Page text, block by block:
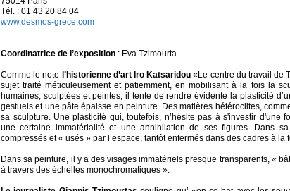
Tél. : 01 43 20 84 04
www.desmos-grece.com
Coordinatrice de l’exposition : Eva Tzimourta
Comme le note l’historienne d’art Iro Katsaridou «Le centre du travail de
sujet traité méticuleusement et patiemment, en mobilisant à la fois la
humaines, sculptées et peintes, il tente de rendre évidente la plasticité
gestuels et une pâte épaisse en peinture. Des matières hétéroclites,
sa sculpture. Une plasticité qui, toutefois, n’hésite pas à s'investir d'une
une certaine immatérialité et une annihilation de ses figures. Dans
compressés et « usés » par l’espace, tantôt enfermés dans des cadres à la
Dans sa peinture, il y a des visages immatériels presque transparents, «
à travers des échelles monochromatiques ».